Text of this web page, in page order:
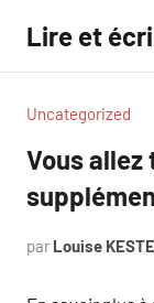
contenu
Lire et
Uncategorized
Vous
par Louise